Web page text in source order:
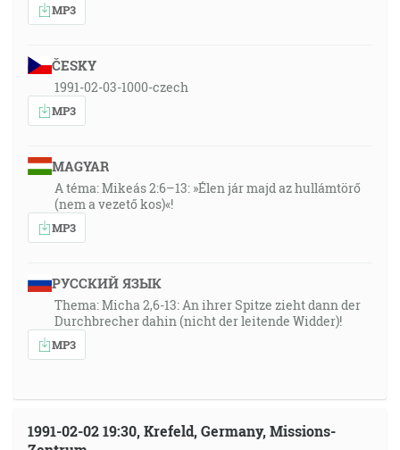
MP3
ČESKY
1991-02-03-1000-czech
MP3
MAGYAR
A téma: Mikeás 2:6–13: »Élen jár majd az hullámtörő
(nem a vezető kos)«!
MP3
РУССКИЙ ЯЗЫК
Thema: Micha 2,6-13: An ihrer Spitze zieht dann der
Durchbrecher dahin (nicht der leitende Widder)!
MP3
1991-02-02 19:30, Krefeld, Germany, Missions-